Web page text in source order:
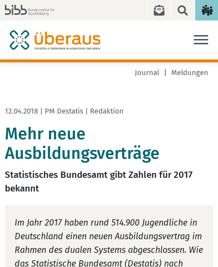
Journal Meldungen
12.04.2018 | PM Destatis | Redaktion
Mehr neue
Ausbildungsverträge
Statistisches Bundesamt gibt Zahlen für 2017
bekannt
Im Jahr 2017 haben rund 514.900 Jugendliche in
Deutschland einen neuen Ausbildungsvertrag im
Rahmen des dualen Systems abgeschlossen. Wie
das Statistische Bundesamt (Destatis) nach